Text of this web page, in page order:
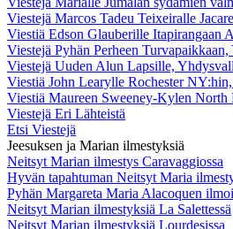
Viestejä Marcos Tadeu Teixeiralle
Viestiä Edson Glauberille Itapirangaan
Viestejä Pyhän Perheen
Viestejä Uuden Alun Lapsille,
Viestiä John Learylle Rochester
Viestiä Maureen Sweeney-Kylen
Viestejä Eri Lähteistä
Etsi Viestejä
Jeesuksen ja Marian ilmestyksiä
Neitsyt Marian ilmestys Caravaggiossa
Hyvän tapahtuman Neitsyt Maria
Pyhän Margareta Maria Alacoquen
Neitsyt Marian ilmestyksiä La Salettessä
Neitsyt Marian ilmestyksiä Lourdesissa